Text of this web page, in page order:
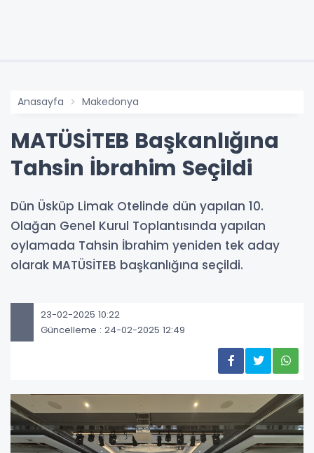
Anasayfa Makedonya
MATÜSİTEB Başkanlığına
Tahsin İbrahim Seçildi
Dün Üsküp Limak Otelinde dün yapılan 10.
Olağan Genel Kurul Toplantısında yapılan
oylamada Tahsin İbrahim yeniden tek aday
olarak MATÜSİTEB başkanlığına seçildi.
23-02-2025 10:22
Güncelleme : 24-02-2025 12:49